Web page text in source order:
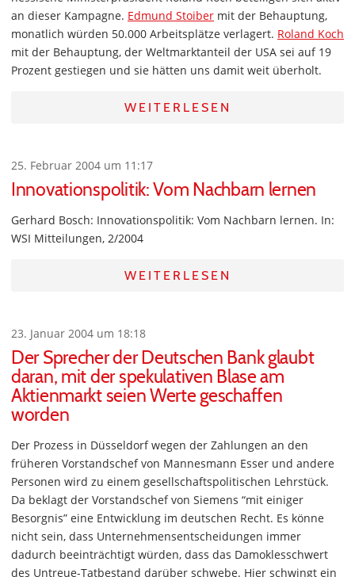
an dieser Kampagne. Edmund Stoiber mit der Behauptung,
monatlich würden 50.000 Arbeitsplätze verlagert. Roland Koch
mit der Behauptung, der Weltmarktanteil der USA sei auf 19
Prozent gestiegen und sie hätten uns damit weit überholt.
WEITERLESEN
25. Februar 2004 um 11:17
Innovationspolitik: Vom Nachbarn lernen
Gerhard Bosch: Innovationspolitik: Vom Nachbarn lernen. In:
WSI Mitteilungen, 2/2004
WEITERLESEN
23. Januar 2004 um 18:18
Der Sprecher der Deutschen Bank glaubt
daran, mit der spekulativen Blase am
Aktienmarkt seien Werte geschaffen
worden
Der Prozess in Düsseldorf wegen der Zahlungen an den
früheren Vorstandschef von Mannesmann Esser und andere
Personen wird zu einem gesellschaftspolitischen Lehrstück.
Da beklagt der Vorstandschef von Siemens “mit einiger
Besorgnis” eine Entwicklung im deutschen Recht. Es könne
nicht sein, dass Unternehmensentscheidungen immer
dadurch beeinträchtigt würden, dass das Damoklesschwert
des Untreue-Tatbestand darüber schwebe. Hier schwingt ein